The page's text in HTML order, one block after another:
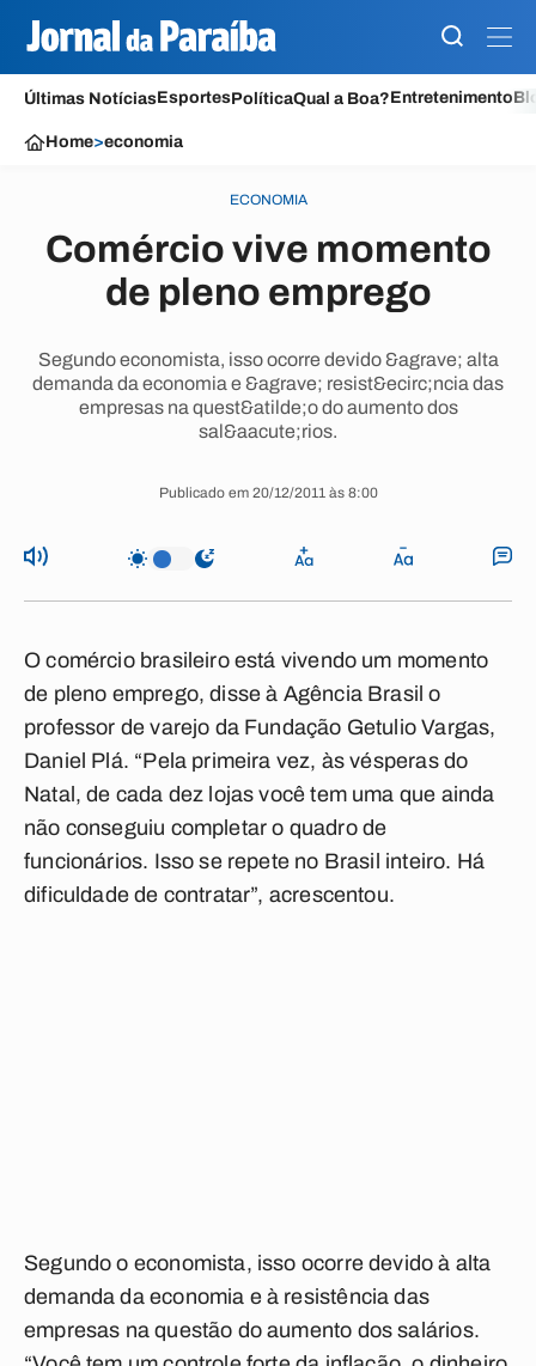
Últimas NotíciasEsportesPolíticaQual a Boa?Entretenimento
Home>economia
ECONOMIA
Comércio vive momento
de pleno emprego
Segundo economista, isso ocorre devido &agrave; alta
demanda da economia e &agrave; resist&ecirc;ncia das
empresas na quest&atilde;o do aumento dos
sal&aacute;rios.
Publicado em 20/12/2011 às 8:00
O comércio brasileiro está vivendo um momento
de pleno emprego, disse à Agência Brasil o
professor de varejo da Fundação Getulio Vargas,
Daniel Plá. “Pela primeira vez, às vésperas do
Natal, de cada dez lojas você tem uma que ainda
não conseguiu completar o quadro de
funcionários. Isso se repete no Brasil inteiro. Há
dificuldade de contratar”, acrescentou.
Segundo o economista, isso ocorre devido à alta
demanda da economia e à resistência das
empresas na questão do aumento dos salários.